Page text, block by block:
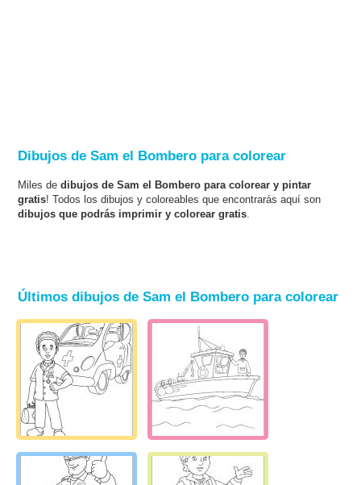
Dibujos de Sam el Bombero para colorear
Miles dedibujos de Sam el Bombero para colorear y pintar
gratis! Todos los dibujos y coloreables que encontrarás aquí son
dibujos que podrás imprimir y colorear gratis.
Últimos dibujos de Sam el Bombero para colorear